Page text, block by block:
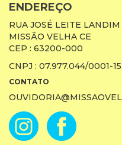
ENDEREÇO
RUA JOSÉ LEITE
MISSÃO VELHA CE
CEP : 63200-000
CNPJ : 07.977.044/0001-15
CONTATO